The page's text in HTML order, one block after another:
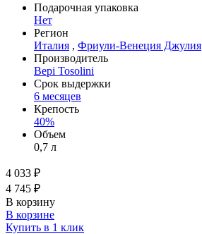
Подарочная упаковка
Нет
Регион
Италия , Фриули-Венеция Джулия
Производитель
Bepi Tosolini
Срок выдержки
6 месяцев
Крепость
40%
Объем
0,7 л
4 033 ₽
4 745 ₽
В корзину
В корзине
Купить в 1 клик